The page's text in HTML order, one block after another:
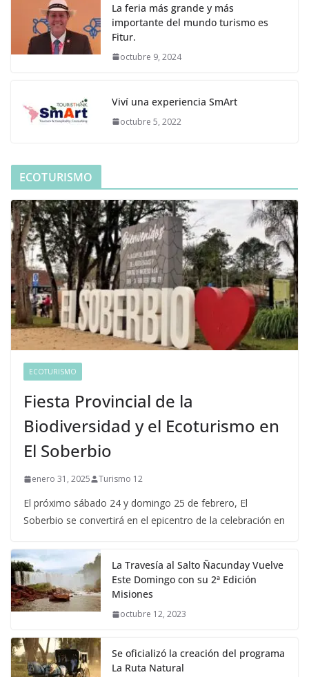
La feria más grande y más
importante del mundo turismo es
Fitur.
octubre 9, 2024
Viví una experiencia SmArt
octubre 5, 2022
ECOTURISMO
ECOTURISMO
Fiesta Provincial de la
Biodiversidad y el Ecoturismo en
El Soberbio
enero 31, 2025 Turismo 12
El próximo sábado 24 y domingo 25 de febrero, El
Soberbio se convertirá en el epicentro de la celebración en
La Travesía al Salto Ñacunday Vuelve
Este Domingo con su 2ª Edición
Misiones
octubre 12, 2023
Se oficializó la creación del programa
La Ruta Natural